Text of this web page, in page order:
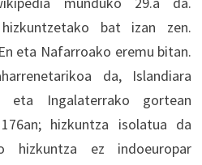
bat izan zen.
eta Nafarroako eremu bitan.
da, Islandiara
eta Ingalaterrako gortean
hizkuntza isolatua da
hizkuntza ez indoeuropar